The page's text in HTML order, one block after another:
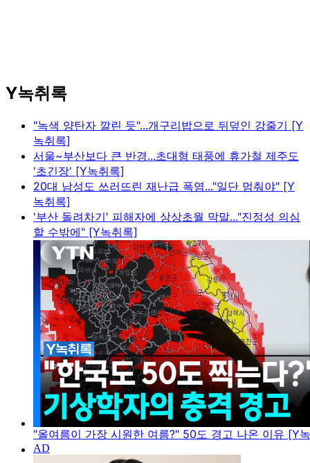
Y녹취록
"녹색 양탄자 깔린 듯"...개구리밥으로 뒤덮인 강줄기 [Y
녹취록]
서울~부산보다 큰 반경...초대형 태풍에 휴가철 제주도
'초긴장' [Y녹취록]
20대 남성도 쓰러뜨린 재난급 폭염..."일단 멈춰야" [Y
녹취록]
'부산 돌려차기' 피해자에 상상초월 막말..."진정성 의심
할 수밖에" [Y녹취록]
"올여름이 가장 시원한 여름?" 50도 경고 나온 이유 [Y